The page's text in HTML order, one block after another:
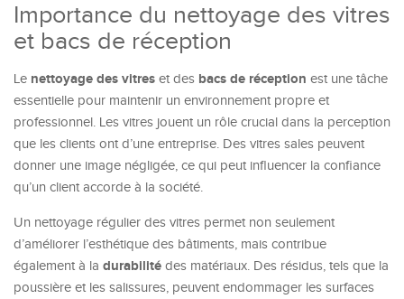
Importance du nettoyage des vitres
et bacs de réception
Le nettoyage des vitres et des bacs de réception est une tâche
essentielle pour maintenir un environnement propre et
professionnel. Les vitres jouent un rôle crucial dans la perception
que les clients ont d’une entreprise. Des vitres sales peuvent
donner une image négligée, ce qui peut influencer la confiance
qu’un client accorde à la société.
Un nettoyage régulier des vitres permet non seulement
d’améliorer l’esthétique des bâtiments, mais contribue
également à la durabilité des matériaux. Des résidus, tels que la
poussière et les salissures, peuvent endommager les surfaces